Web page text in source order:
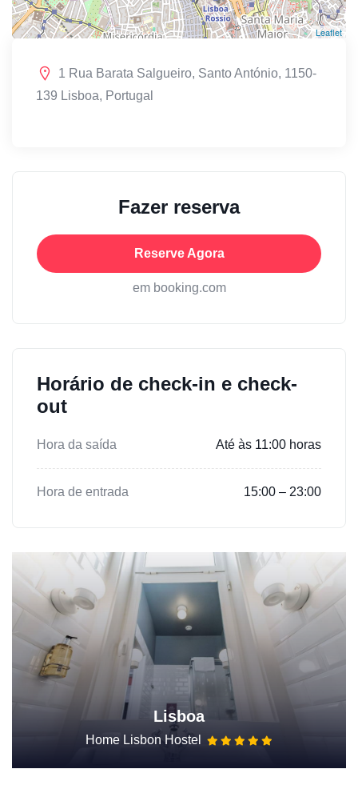
Leaflet
1 Rua Barata Salgueiro, Santo António, 1150-
139 Lisboa, Portugal
Fazer reserva
Reserve Agora
em booking.com
Horário de check-in e check-
out
Hora da saída Até às 11:00 horas
Hora de entrada 15:00 – 23:00
Lisboa
Home Lisbon Hostel